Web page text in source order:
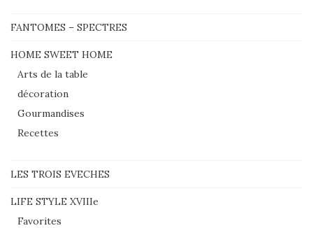
FANTOMES – SPECTRES
HOME SWEET HOME
Arts de la table
décoration
Gourmandises
Recettes
LES TROIS EVECHES
LIFE STYLE XVIIIe
Favorites